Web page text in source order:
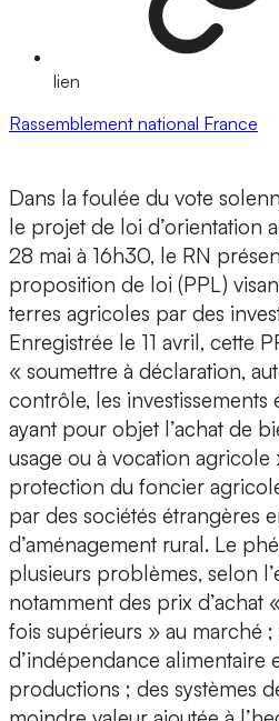
lien
Rassemblement national France
Dans la foulée du vote
le projet de loi d’orientation
28 mai à 16h30, le RN
proposition de loi (PPL)
terres agricoles par des
Enregistrée le 11 avril, cette
« soumettre à déclaration,
contrôle, les investissements
ayant pour objet l’achat de
usage ou à vocation agricole
protection du foncier
par des sociétés étrangères
d’aménagement rural. Le
plusieurs problèmes, selon
notamment des prix d’achat
fois supérieurs » au marché
d’indépendance alimentaire
productions ; des systèmes